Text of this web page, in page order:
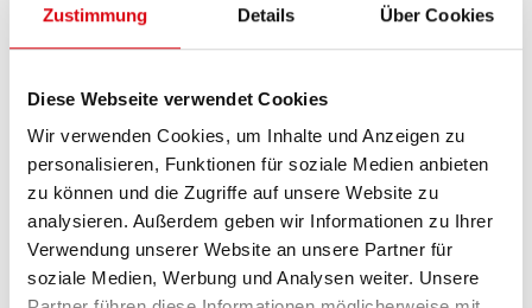
Zustimmung Details Über Cookies
Diese Webseite verwendet Cookies
Wir verwenden Cookies, um Inhalte und Anzeigen zu
personalisieren, Funktionen für soziale Medien anbieten
zu können und die Zugriffe auf unsere Website zu
analysieren. Außerdem geben wir Informationen zu Ihrer
Verwendung unserer Website an unsere Partner für
soziale Medien, Werbung und Analysen weiter. Unsere
Das Aushängeschild der Banner Markenqualität.
PRODUKTDETAILS >
Diese Batterie kaufen:
HÄNDLER & EINBAUSERVICE >